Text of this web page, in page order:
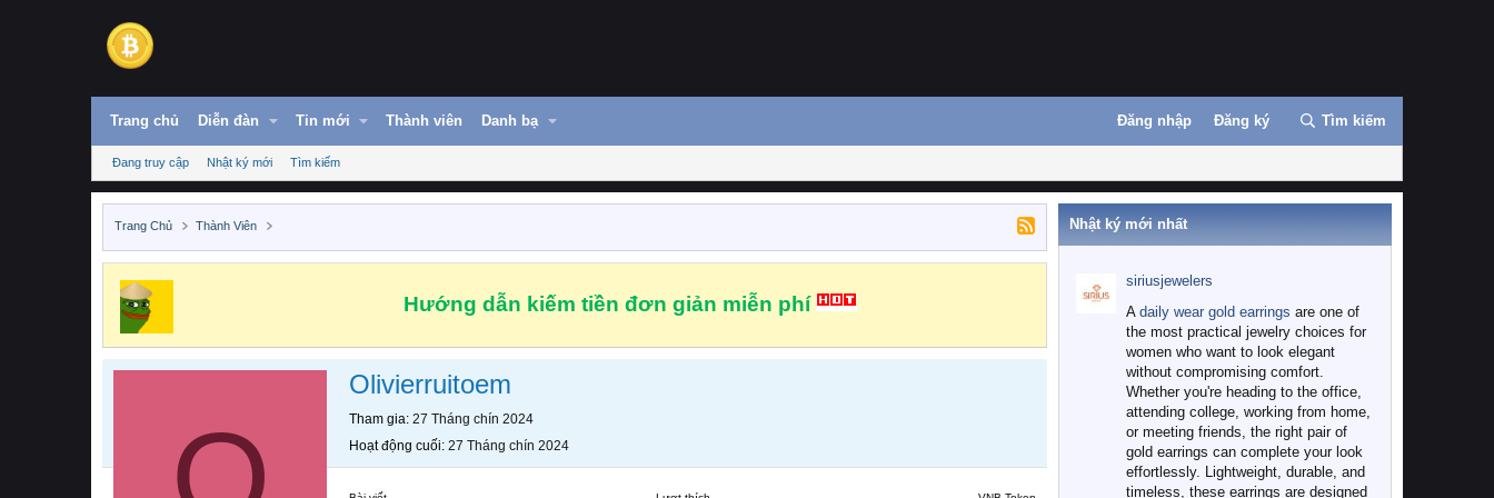
Trang chủ Diễn đàn Tin mới Thành viên Danh bạ Đăng nhập Đăng ký Tìm kiếm
Đang truy cập Nhật ký mới Tìm kiếm
Trang Chủ Thành Viên
Hướng dẫn kiếm tiền đơn giản miễn phí
Olivierruitoem
Tham gia 27 Tháng chín 2024
Hoạt động cuối 27 Tháng chín 2024
Nhật ký mới nhất
siriusjewelers
A daily wear gold earrings are one of
the most practical jewelry choices for
women who want to look elegant
without compromising comfort.
Whether you're heading to the office,
attending college, working from home,
or meeting friends, the right pair of
gold earrings can complete your look
effortlessly. Lightweight, durable, and
timeless, these earrings are designed